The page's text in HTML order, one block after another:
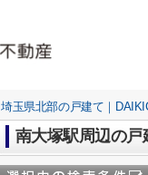
埼玉県北部の戸建て｜
南大塚駅周辺の戸